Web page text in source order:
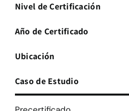
Nivel de Certificación
Año de Certificado
Ubicación
Caso de Estudio